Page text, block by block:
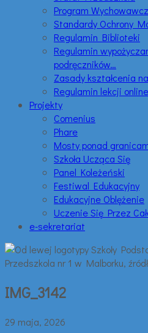
Program
Standardy Ochrony
Regulamin Biblioteki
Regulamin
podręczników…
Zasady kształcenia
Regulamin lekcji online
Projekty
Comenius
Phare
Mosty ponad
Szkoła Ucząca Się
Panel Koleżeński
Festiwal Edukacyjny
Edukacyjne Oblężenie
Uczenie Się Przez
e-sekretariat
IMG_3142
29 maja, 2026